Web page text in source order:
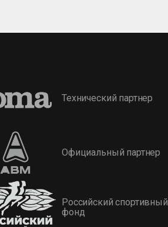
Технический партнер
Официальный партнер
Российский спортивный
фонд